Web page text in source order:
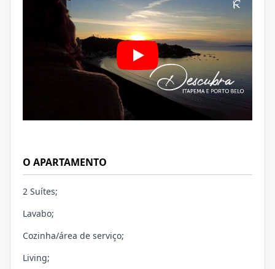
O APARTAMENTO
2 Suítes;
Lavabo;
Cozinha/área de serviço;
Living;